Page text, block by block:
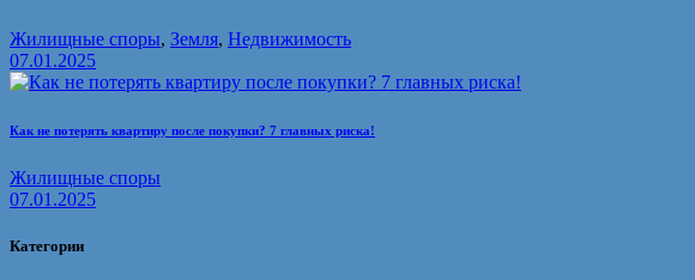
Жилищные споры, Земля, Недвижимость
07.01.2025
Как не потерять квартиру после покупки? 7 главных риска!
Жилищные споры
07.01.2025
Категории